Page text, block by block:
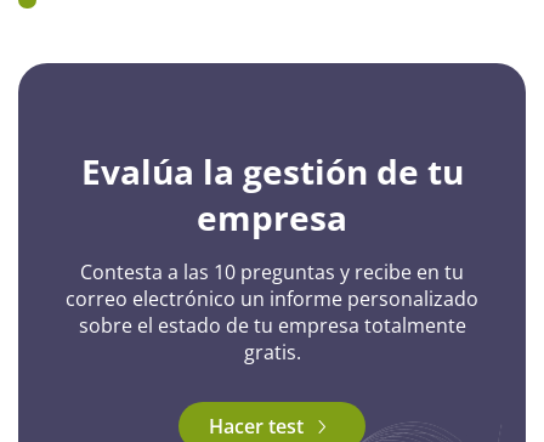
Evalúa la gestión de tu
empresa
Contesta a las 10 preguntas y recibe en tu
correo electrónico un informe personalizado
sobre el estado de tu empresa totalmente
gratis.
Hacer test